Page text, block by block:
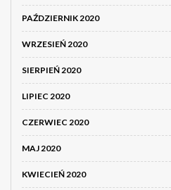
PAŹDZIERNIK 2020
WRZESIEŃ 2020
SIERPIEŃ 2020
LIPIEC 2020
CZERWIEC 2020
MAJ 2020
KWIECIEŃ 2020